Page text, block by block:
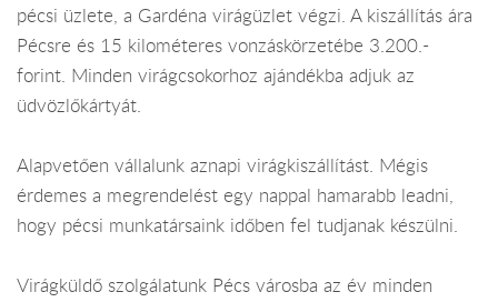
pécsi üzlete, a Gardéna virágüzlet végzi. A kiszállítás ára
Pécsre és 15 kilométeres vonzáskörzetébe 3.200.-
forint. Minden virágcsokorhoz ajándékba adjuk az
üdvözlőkártyát.
Alapvetően vállalunk aznapi virágkiszállítást. Mégis
érdemes a megrendelést egy nappal hamarabb leadni,
hogy pécsi munkatársaink időben fel tudjanak készülni.
Virágküldő szolgálatunk Pécs városba az év minden